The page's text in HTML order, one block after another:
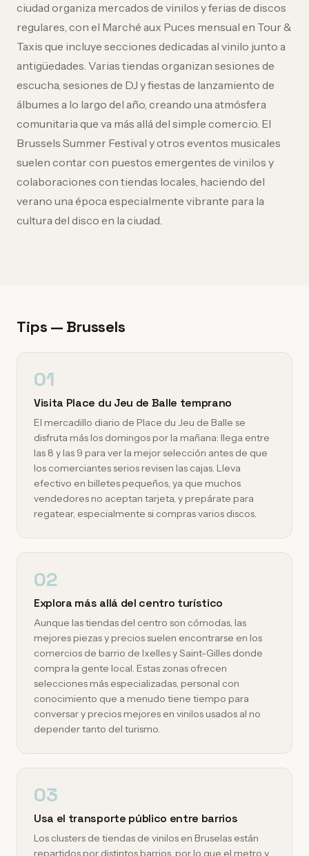
ciudad organiza mercados de vinilos y ferias de discos
regulares, con el Marché aux Puces mensual en Tour &
Taxis que incluye secciones dedicadas al vinilo junto a
antigüedades. Varias tiendas organizan sesiones de
escucha, sesiones de DJ y fiestas de lanzamiento de
álbumes a lo largo del año, creando una atmósfera
comunitaria que va más allá del simple comercio. El
Brussels Summer Festival y otros eventos musicales
suelen contar con puestos emergentes de vinilos y
colaboraciones con tiendas locales, haciendo del
verano una época especialmente vibrante para la
cultura del disco en la ciudad.
Tips — Brussels
01
Visita Place du Jeu de Balle temprano
El mercadillo diario de Place du Jeu de Balle se
disfruta más los domingos por la mañana: llega entre
las 8 y las 9 para ver la mejor selección antes de que
los comerciantes serios revisen las cajas. Lleva
efectivo en billetes pequeños, ya que muchos
vendedores no aceptan tarjeta, y prepárate para
regatear, especialmente si compras varios discos.
02
Explora más allá del centro turístico
Aunque las tiendas del centro son cómodas, las
mejores piezas y precios suelen encontrarse en los
comercios de barrio de Ixelles y Saint-Gilles donde
compra la gente local. Estas zonas ofrecen
selecciones más especializadas, personal con
conocimiento que a menudo tiene tiempo para
conversar y precios mejores en vinilos usados al no
depender tanto del turismo.
03
Usa el transporte público entre barrios
Los clusters de tiendas de vinilos en Bruselas están
repartidos por distintos barrios, por lo que el metro y